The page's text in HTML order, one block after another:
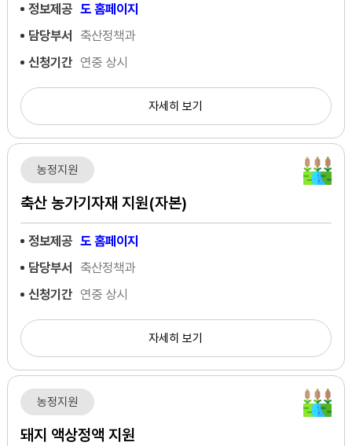
정보제공 도 홈페이지
담당부서
축산정책과
신청기간 연중 상시
자세히 보기
농정지원
축산 농가기자재 지원(자본)
정보제공 도 홈페이지
담당부서
축산정책과
신청기간 연중 상시
자세히 보기
농정지원
돼지 액상정액 지원